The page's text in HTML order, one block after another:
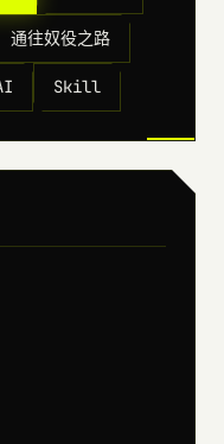
通往奴役之路
Skill